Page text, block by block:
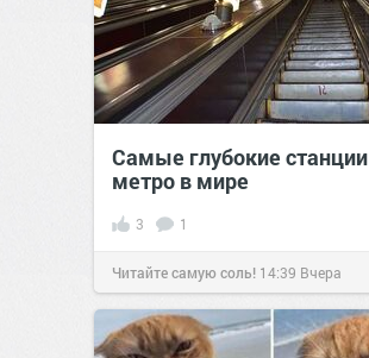
Самые глубокие станции
метро в мире
3 1
Читайте самую соль! 14:39 Вчера